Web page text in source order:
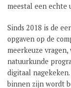
meestal een echte
Sinds 2018 is de
opgaven op de
meerkeuze
natuurkunde
digitaal
binnen zijn wordt